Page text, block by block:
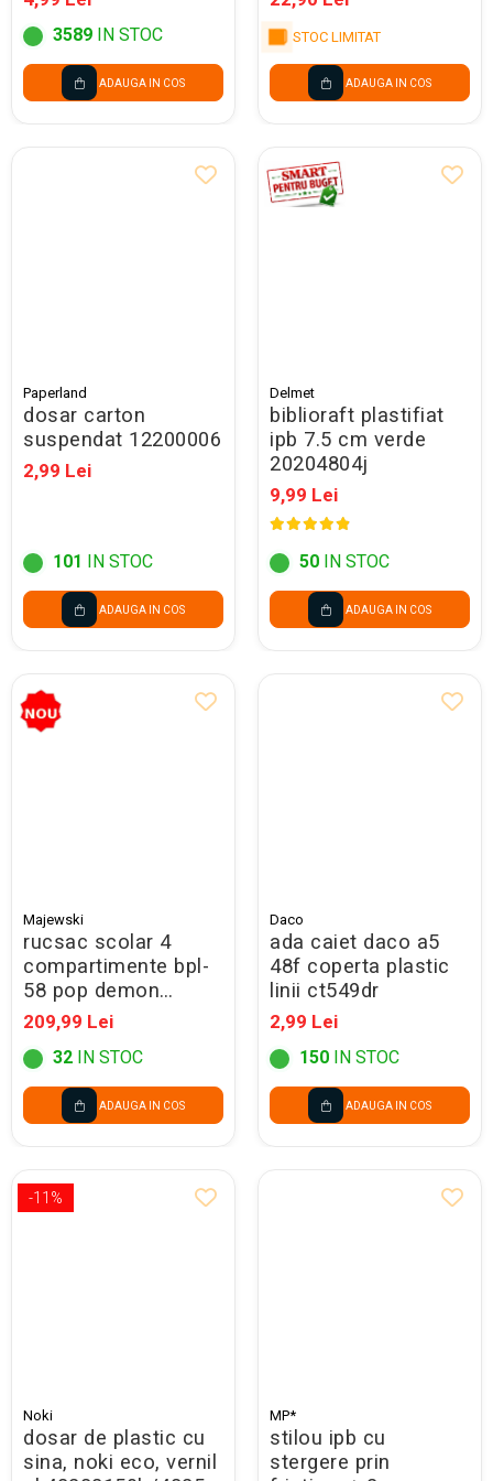
3589 IN STOC
ADAUGA IN COS
STOC LIMITAT
ADAUGA IN COS
Paperland
dosar carton
suspendat 12200006
2,99 Lei
101 IN STOC
ADAUGA IN COS
Delmet
biblioraft plastifiat
ipb 7.5 cm verde
20204804j
9,99 Lei
50 IN STOC
ADAUGA IN COS
Majewski
rucsac scolar 4
compartimente bpl-
58 pop demon
hunters violet
304767
209,99 Lei
32 IN STOC
ADAUGA IN COS
Daco
ada caiet daco a5
48f coperta plastic
linii ct549dr
2,99 Lei
150 IN STOC
ADAUGA IN COS
-11%
Noki
dosar de plastic cu
sina, noki eco, vernil
MP*
stilou ipb cu
stergere prin